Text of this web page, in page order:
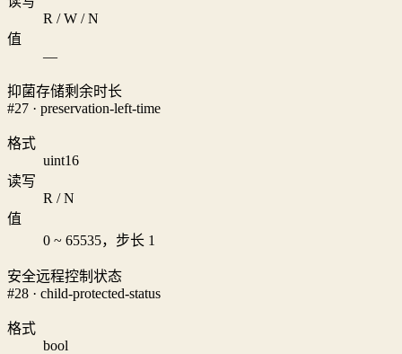
R / W / N
值
—
抑菌存储剩余时长
#27 · preservation-left-time
格式
uint16
读写
R / N
值
0 ~ 65535，步长 1
安全远程控制状态
#28 · child-protected-status
格式
bool